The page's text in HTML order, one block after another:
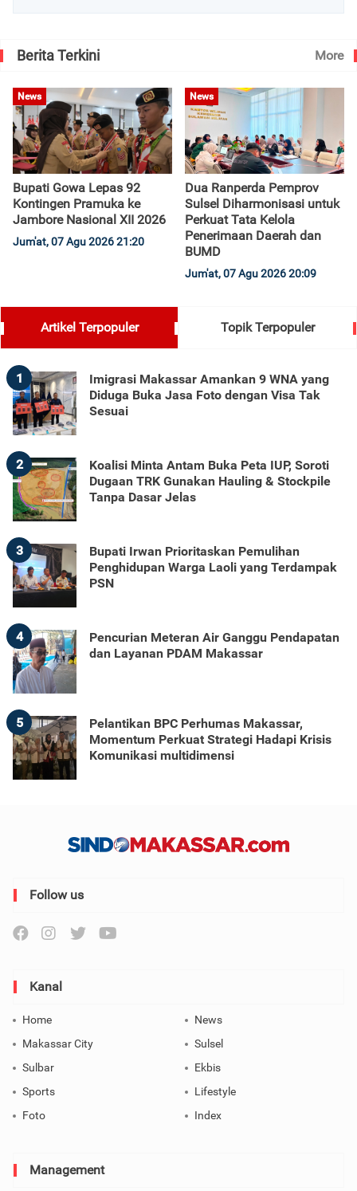
Berita Terkini More
News
Bupati Gowa Lepas 92
Kontingen Pramuka ke
Jambore Nasional XII 2026
Jum'at, 07 Agu 2026 21:20
News
Dua Ranperda Pemprov
Sulsel Diharmonisasi untuk
Perkuat Tata Kelola
Penerimaan Daerah dan
BUMD
Jum'at, 07 Agu 2026 20:09
Artikel Terpopuler Topik Terpopuler
1
Imigrasi Makassar Amankan 9 WNA yang
Diduga Buka Jasa Foto dengan Visa Tak
Sesuai
2
Koalisi Minta Antam Buka Peta IUP, Soroti
Dugaan TRK Gunakan Hauling & Stockpile
Tanpa Dasar Jelas
3
Bupati Irwan Prioritaskan Pemulihan
Penghidupan Warga Laoli yang Terdampak
PSN
4
Pencurian Meteran Air Ganggu Pendapatan
dan Layanan PDAM Makassar
5
Pelantikan BPC Perhumas Makassar,
Momentum Perkuat Strategi Hadapi Krisis
Komunikasi multidimensi
Follow us
Kanal
Home
News
Makassar City
Sulsel
Sulbar
Ekbis
Sports
Lifestyle
Foto
Index
Management